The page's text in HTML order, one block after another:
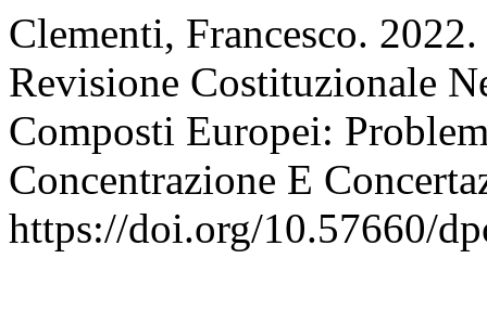
Clementi, Francesco.
Revisione Costituzionale
Composti Europei:
Concentrazione E
https://doi.org/10.57660/